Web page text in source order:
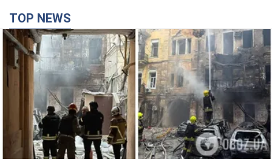
TOP NEWS